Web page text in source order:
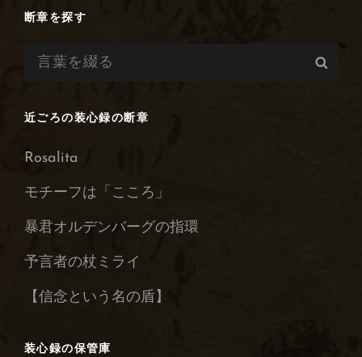
投
断章を探す
検
近ごろの装心録の断章
Rosalita
モチーフは「こころ」
暴君オルデンバーグの指環
予言者の杖ミライ
【信念という名の盾】
装心録の保管庫